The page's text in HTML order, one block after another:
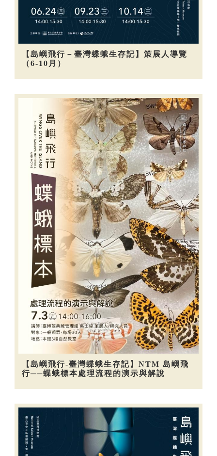
【島嶼飛行－臺灣蝶蛾生存記】策展人導覽
（6-10月）
【島嶼飛行-臺灣蝶蛾生存記】NTM 島嶼飛
行──蝶蛾標本處理流程的演示與解說